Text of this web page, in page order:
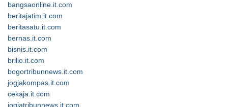
bangsaonline.it.com
beritajatim.it.com
beritasatu.it.com
bernas.it.com
bisnis.it.com
brilio.it.com
bogortribunnews.it.com
jogjakompas.it.com
cekaja.it.com
jogjatribunnews.it.com